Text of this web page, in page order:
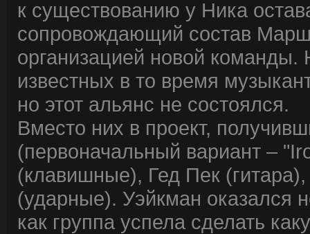
к существованию у Ника
сопровождающий состав
организацией новой команды.
известных в то время
но этот альянс не состоялся.
Вместо них в проект,
(первоначальный вариант –
(клавишные), Гед Пек
(ударные). Уэйкман оказался
как группа успела сделать